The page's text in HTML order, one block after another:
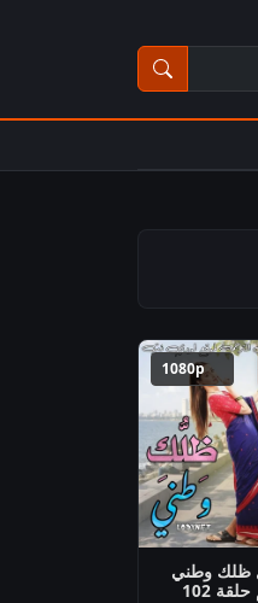
1080p
ظلك وطني
102